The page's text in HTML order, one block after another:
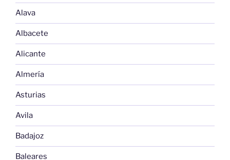
Alava
Albacete
Alicante
Almería
Asturias
Avila
Badajoz
Baleares